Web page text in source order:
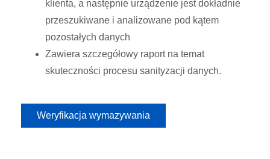
klienta, a następnie urządzenie jest dokładnie
przeszukiwane i analizowane pod kątem
pozostałych danych
Zawiera szczegółowy raport na temat
skuteczności procesu sanityzacji danych.
Weryfikacja wymazywania